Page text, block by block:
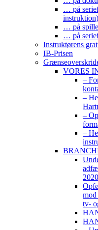
… på
instruktion)
… på
… på
Instruktørens
IB-Prisen
VORES
–
–
–
–
2020
tv-